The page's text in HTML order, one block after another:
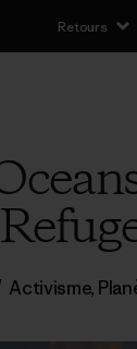
Retours
Activisme,